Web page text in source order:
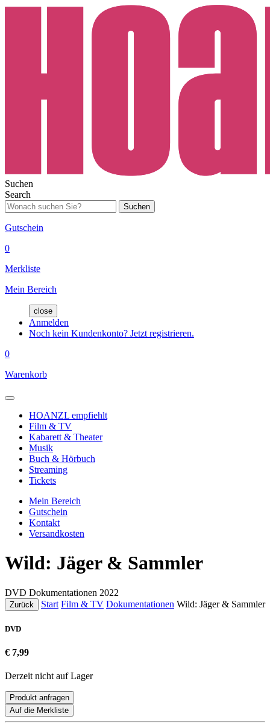
Suchen
Search
Suchen
Gutschein
0
Merkliste
Mein Bereich
close
Anmelden
Noch kein Kundenkonto? Jetzt registrieren.
0
Warenkorb
HOANZL empfiehlt
Film & TV
Kabarett & Theater
Musik
Buch & Hörbuch
Streaming
Tickets
Mein Bereich
Gutschein
Kontakt
Versandkosten
Wild: Jäger & Sammler
DVD Dokumentationen 2022
Zurück Start Film & TV Dokumentationen Wild: Jäger & Sammler
DVD
€ 7,99
Derzeit nicht auf Lager
Produkt anfragen
Auf die Merkliste